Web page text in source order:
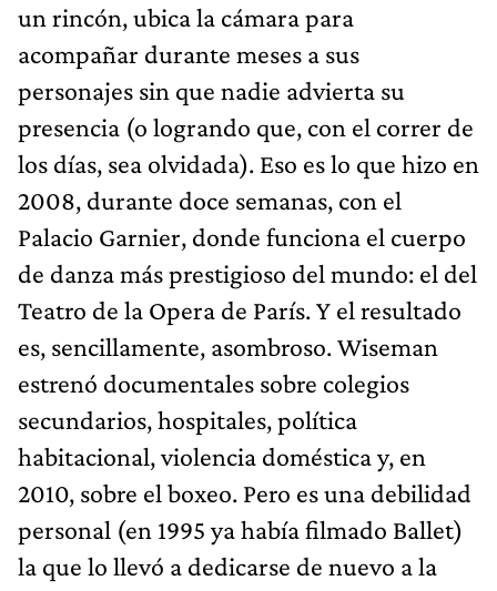
un rincón, ubica la cámara para
acompañar durante meses a sus
personajes sin que nadie advierta su
presencia (o logrando que, con el correr de
los días, sea olvidada). Eso es lo que hizo en
2008, durante doce semanas, con el
Palacio Garnier, donde funciona el cuerpo
de danza más prestigioso del mundo: el del
Teatro de la Opera de París. Y el resultado
es, sencillamente, asombroso. Wiseman
estrenó documentales sobre colegios
secundarios, hospitales, política
habitacional, violencia doméstica y, en
2010, sobre el boxeo. Pero es una debilidad
personal (en 1995 ya había filmado Ballet)
la que lo llevó a dedicarse de nuevo a la